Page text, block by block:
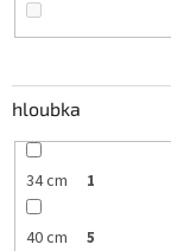
hloubka
34 cm 1
40 cm 5